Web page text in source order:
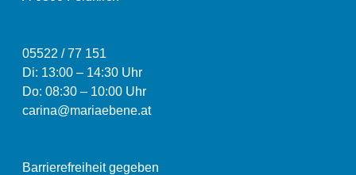
05522 / 77 151
Di: 13:00 – 14:30 Uhr
Do: 08:30 – 10:00 Uhr
carina@mariaebene.at
Barrierefreiheit gegeben